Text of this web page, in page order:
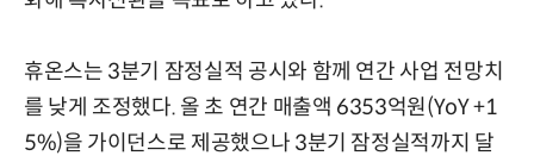
휴온스는 3분기 잠정실적 공시와 함께 연간 사업 전망치
를 낮게 조정했다. 올 초 연간 매출액 6353억원(YoY +1
5%)을 가이던스로 제공했으나 3분기 잠정실적까지 달